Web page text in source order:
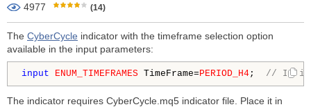
4977
(14)
The CyberCycle indicator with the timeframe selection option
available in the input parameters:
input ENUM_TIMEFRAMES TimeFrame=PERIOD_H4; //
The indicator requires CyberCycle.mq5 indicator file. Place it in